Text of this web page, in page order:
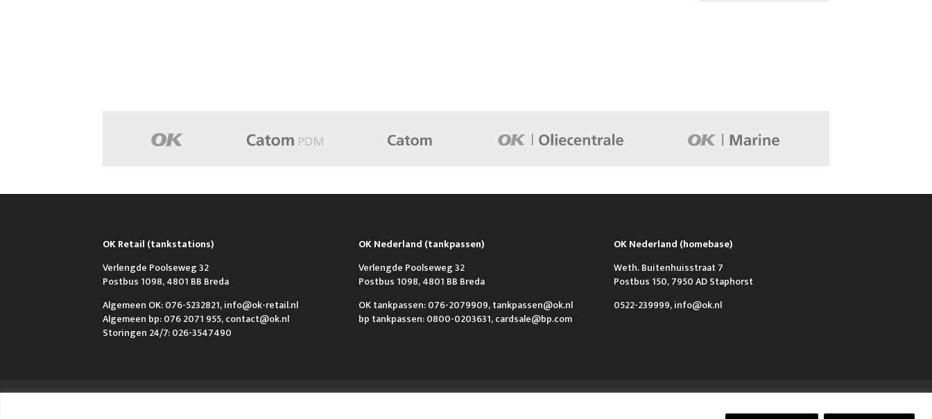
OK Retail (tankstations)
Verlengde Poolseweg 32
Postbus 1098, 4801 BB Breda
Algemeen OK: 076-5232821, info@ok-retail.nl
Algemeen bp: 076 2071 955, contact@ok.nl
Storingen 24/7: 026-3547490
OK Nederland (tankpassen)
Verlengde Poolseweg 32
Postbus 1098, 4801 BB Breda
OK tankpassen: 076-2079909, tankpassen@ok.nl
bp tankpassen: 0800-0203631, cardsale@bp.com
OK Nederland (homebase)
Weth. Buitenhuisstraat 7
Postbus 150, 7950 AD Staphorst
0522-239999, info@ok.nl